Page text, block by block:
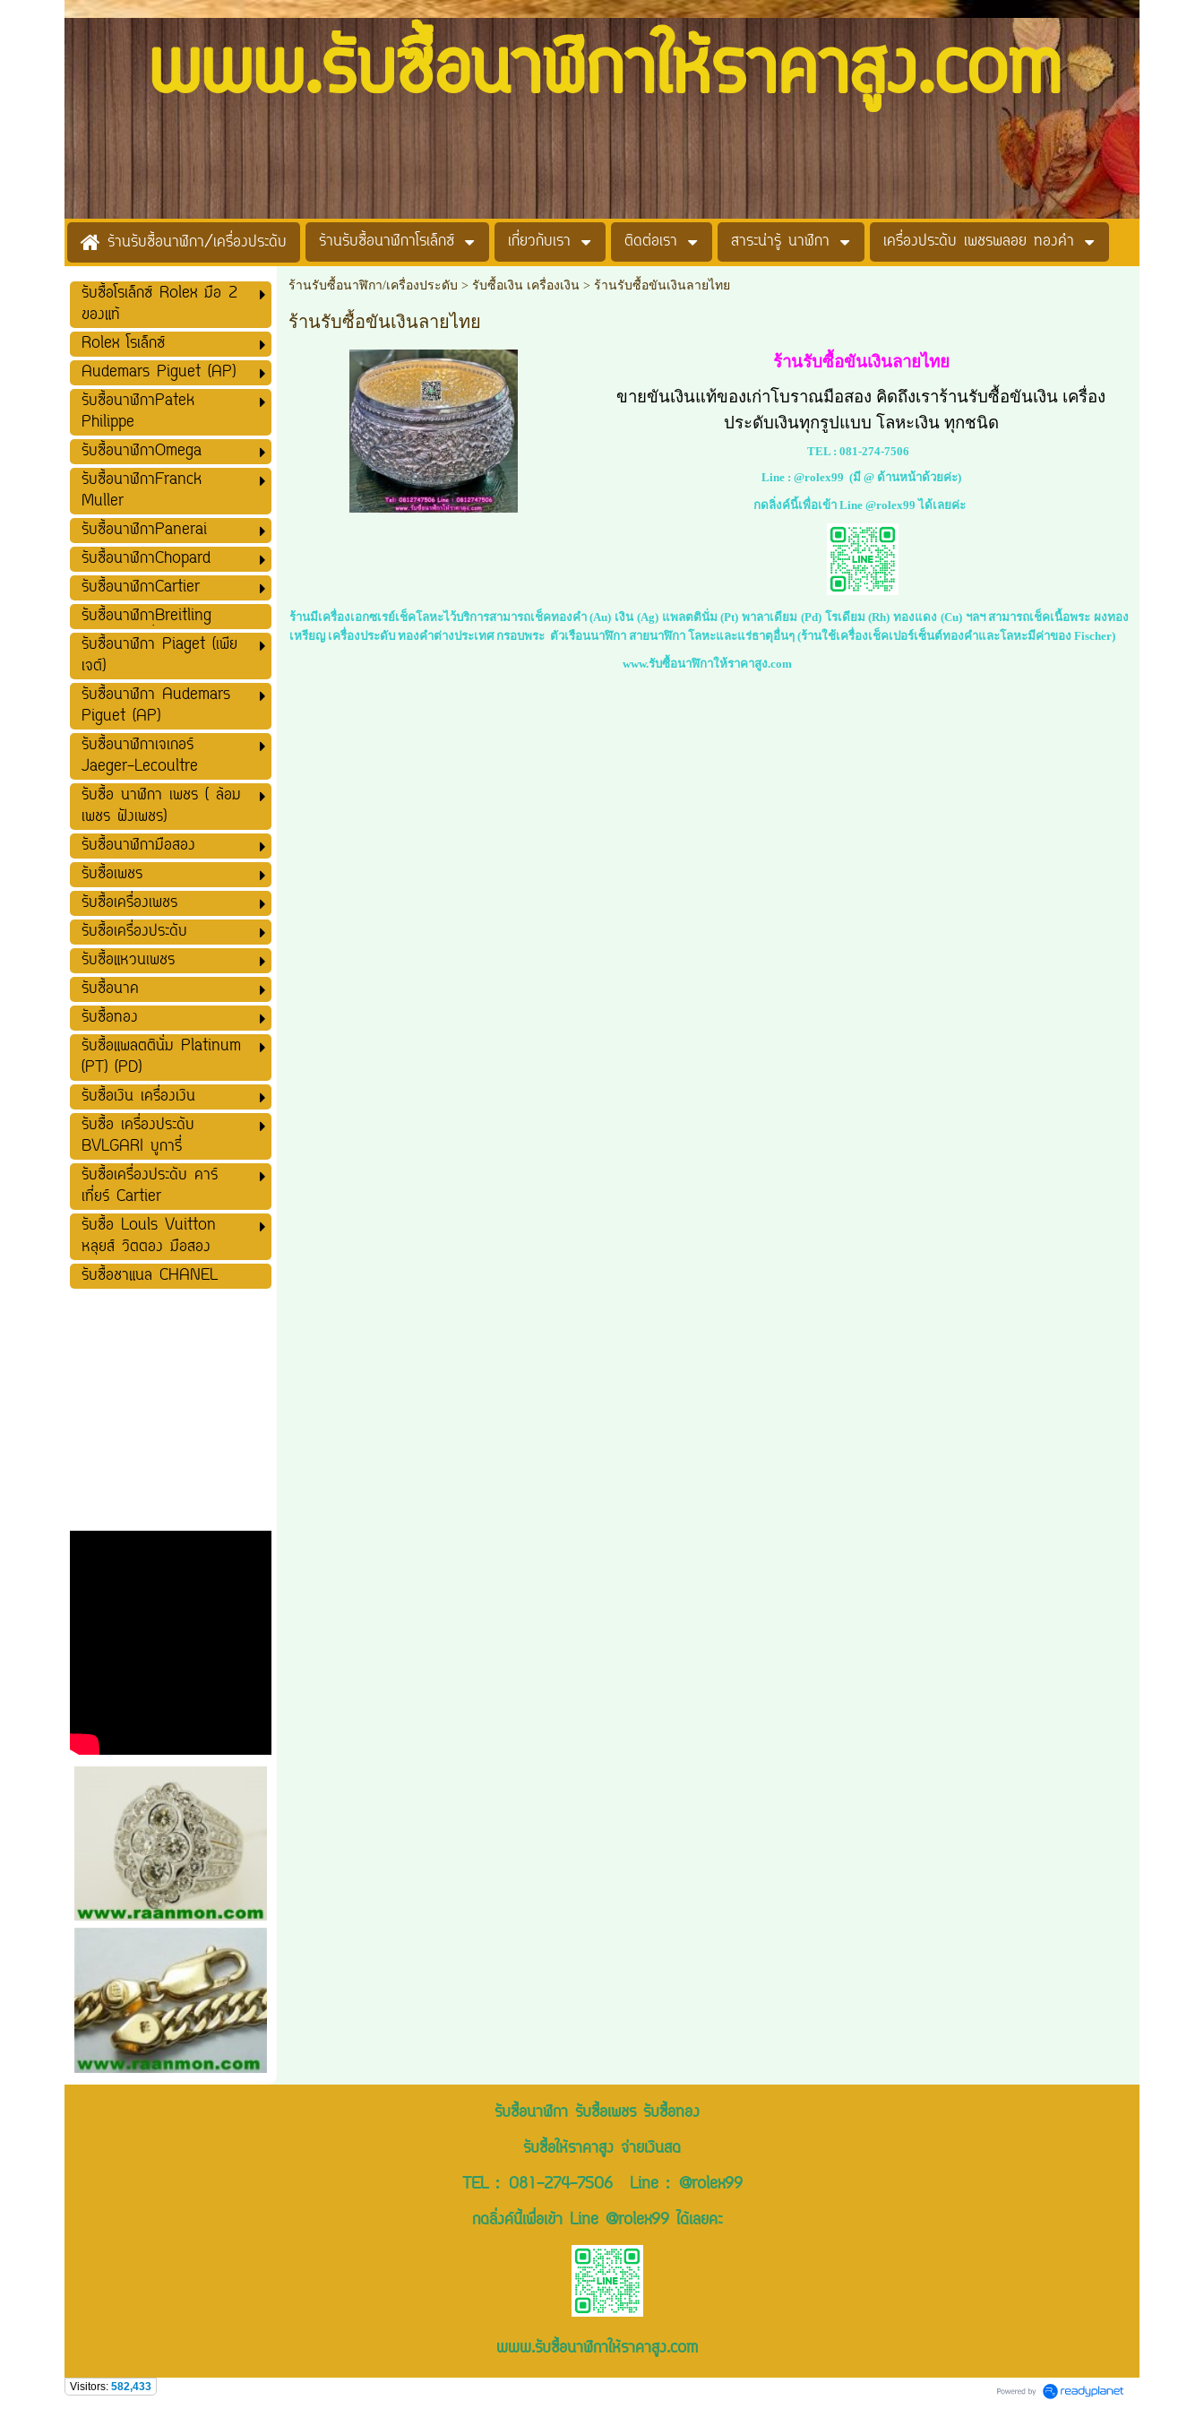
www.รับซื้อนาฬิกาให้ราคาสูง.com
ร้านรับซื้อนาฬิกา/เครื่องประดับ ร้านรับซื้อนาฬิกาโรเล็กซ์ เกี่ยวกับเรา ติดต่อเรา สาระน่ารู้ นาฬิกา เครื่องประดับ เพชรพลอย ทองคำ
รับซื้อโรเล็กซ์ Rolex มือ 2
ของแท้
Rolex โรเล็กซ์
Audemars Piguet (AP)
รับซื้อนาฬิกาPatek
Philippe
รับซื้อนาฬิกาOmega
รับซื้อนาฬิกาFranck
Muller
รับซื้อนาฬิกาPanerai
รับซื้อนาฬิกาChopard
รับซื้อนาฬิกาCartier
รับซื้อนาฬิกาฺฺBreitling
รับซื้อนาฬิกา Piaget (เพีย
เจต์)
รับซื้อนาฬิกา Audemars
Piguet (AP)
รับซื้อนาฬิกาเจเกอร์
Jaeger-Lecoultre
รับซื้อ นาฬิกา เพชร ( ล้อม
เพชร ฝังเพชร)
รับซื้อนาฬิกามือสอง
รับซื้อเพชร
รับซื้อเครื่องเพชร
รับซื้อเครื่องประดับ
รับซื้อแหวนเพชร
รับซื้อนาค
รับซื้อทอง
รับซื้อแพลตตินั่ม Platinum
(PT) (PD)
รับซื้อเงิน เครื่องเงิน
รับซื้อ เครื่องประดับ
BVLGARI บูการี่
รับซื้อเครื่องประดับ คาร์
เที่ยร์ Cartier
รับซื้อ Louls Vuitton
หลุยส์ วิตตอง มือสอง
รับซื้อชาแนล CHANEL
ร้านรับซื้อนาฬิกา/เครื่องประดับ > รับซื้อเงิน เครื่องเงิน> ร้านรับซื้อขันเงินลายไทย
ร้านรับซื้อขันเงินลายไทย
ร้านรับซื้อขันเงินลายไทย
ขายขันเงินแท้ของเก่าโบราณมือสอง คิดถึงเราร้านรับซื้อขันเงิน เครื่อง
ประดับเงินทุกรูปแบบ โลหะเงิน ทุกชนิด
TEL : 081-274-7506
Line : @rolex99 (มี @ ด้านหน้าด้วยค่ะ)
กดลิ่งค์นี้เพื่อเข้า Line @rolex99 ได้เลยค่ะ
ร้านมีเครื่องเอกซเรย์เช็คโลหะไว้บริการสามารถเช็คทองคำ (Au) เงิน (Ag) แพลตตินั่ม (Pt) พาลาเดียม (Pd) โรเดียม (Rh) ทองแดง (Cu) ฯลฯ สามารถเช็คเนื้อพระ ผงทอง
เหรียญ เครื่องประดับ ทองคำต่างประเทศ กรอบพระ ตัวเรือนนาฬิกา สายนาฬิกา โลหะและแร่ธาตุอื่นๆ (ร้านใช้เครื่องเช็คเปอร์เซ็นต์ทองคำและโลหะมีค่าของ Fischer)
www.รับซื้อนาฬิกาให้ราคาสูง.com
รับซื้อนาฬิกา รับซื้อเพชร รับซื้อทอง
รับซื้อให้ราคาสูง จ่ายเงินสด
TEL : 081-274-7506Line : @rolex99
กดลิ่งค์นี้เพื่อเข้า Line @rolex99 ได้เลยคะ
www.รับซื้อนาฬิกาให้ราคาสูง.com
Visitors: 582,433